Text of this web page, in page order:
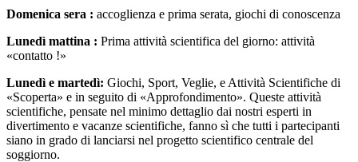
Domenica sera : accoglienza e prima serata, giochi di conoscenza
Lunedì mattina : Prima attività scientifica del giorno: attività
«contatto !»
Lunedì e martedì: Giochi, Sport, Veglie, e Attività Scientifiche di
«Scoperta» e in seguito di «Approfondimento». Queste attività
scientifiche, pensate nel minimo dettaglio dai nostri esperti in
divertimento e vacanze scientifiche, fanno sì che tutti i partecipanti
siano in grado di lanciarsi nel progetto scientifico centrale del
soggiorno.